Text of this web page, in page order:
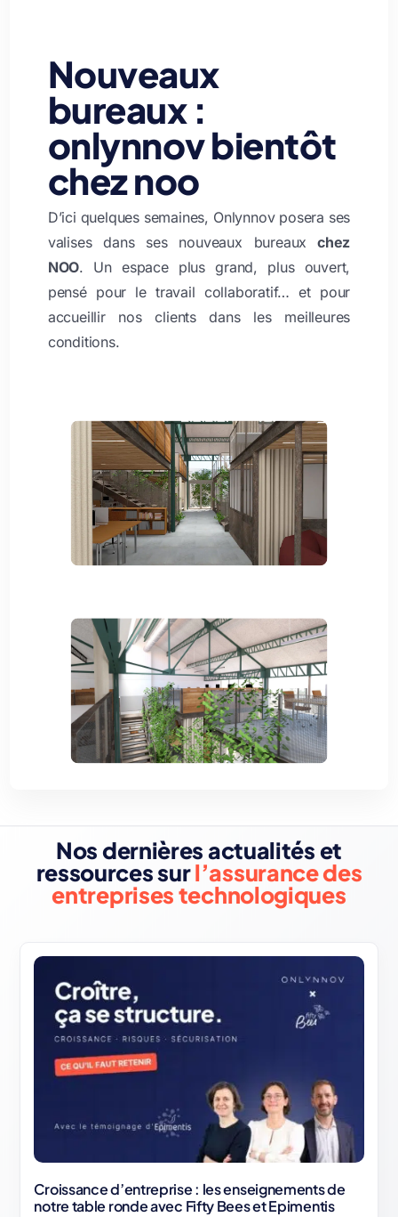
Nouveaux
bureaux :
onlynnov bientôt
chez noo
D’ici quelques semaines, Onlynnov posera ses
valises dans ses nouveaux bureaux chez
NOO. Un espace plus grand, plus ouvert,
pensé pour le travail collaboratif… et pour
accueillir nos clients dans les meilleures
conditions.
Nos dernières actualités et
ressources surl’assurance des
entreprises technologiques
Croissance d’entreprise : les enseignements de
notre table ronde avec Fifty Bees et Epimentis